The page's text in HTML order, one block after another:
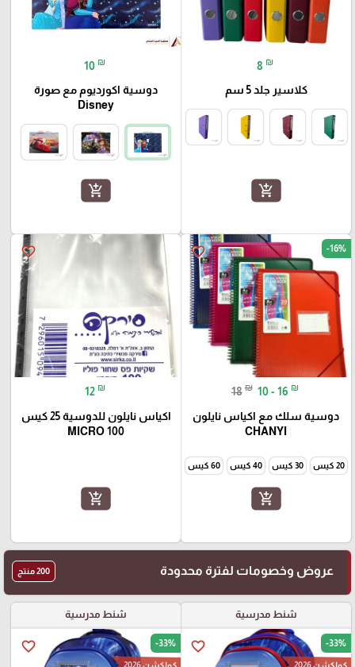
8 ₪
كلاسير جلد 5 سم
add_shopping_cart
10 ₪
دوسية اكورديوم مع صورة
Disney
add_shopping_cart
favorite_border -16%
18 ₪ 10 - 16 ₪
دوسية سلك مع اكياس نايلون
CHANYI
20 كيس 30 كيس 40 كيس 60 كيس
add_shopping_cart
favorite_border
12 ₪
اكياس نايلون للدوسية 25 كيس
100 MICRO
add_shopping_cart
عروض وخصومات لفترة محدودة 200 منتج
شنط مدرسية
favorite_border -33%
شنط مدرسية
favorite_border -33%